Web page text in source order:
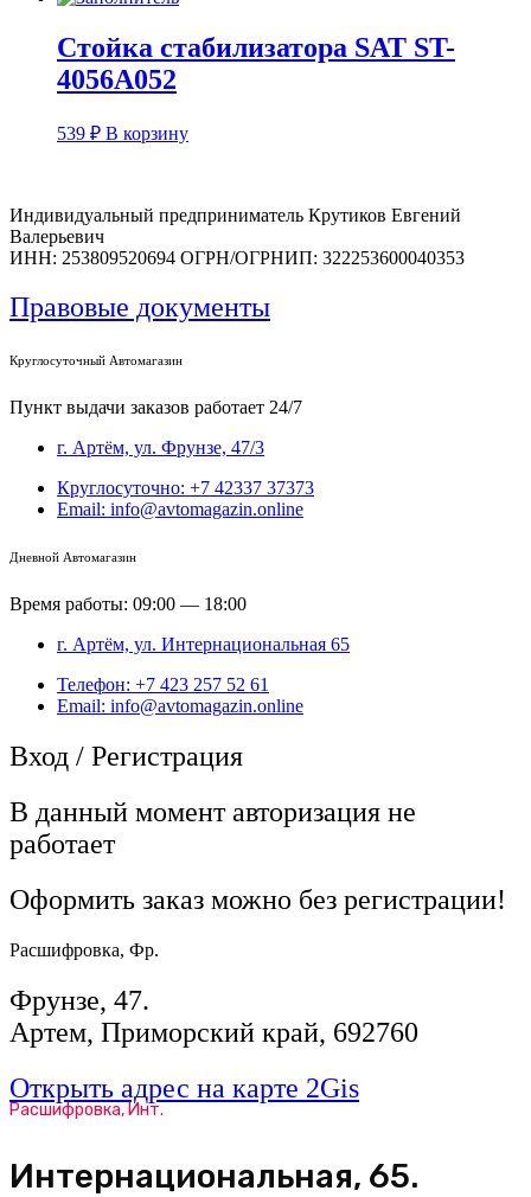
Стойка стабилизатора SAT ST-
4056A052
539 ₽ В корзину
Индивидуальный предприниматель Крутиков Евгений
Валерьевич
ИНН: 253809520694 ОГРН/ОГРНИП: 322253600040353
Правовые документы
Круглосуточный Автомагазин
Пункт выдачи заказов работает 24/7
г. Артём, ул. Фрунзе, 47/3
Круглосуточно: +7 42337 37373
Email: info@avtomagazin.online
Дневной Автомагазин
Время работы: 09:00 — 18:00
г. Артём, ул. Интернациональная 65
Телефон: +7 423 257 52 61
Email: info@avtomagazin.online
Вход / Регистрация
В данный момент авторизация не
работает
Оформить заказ можно без регистрации!
Расшифровка, Фр.
Фрунзе, 47.
Артем, Приморский край, 692760
Открыть адрес на карте 2Gis
Расшифровка, Инт.
​Интернациональная, 65​.